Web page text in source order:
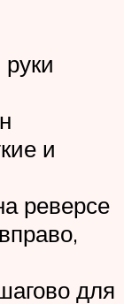
и
реверсе
для